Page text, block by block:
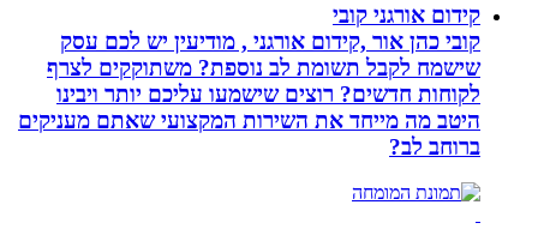
קידום אורגני קובי
קובי כהן אור ,קידום אורגני , מודיעין יש לכם עסק
שישמח לקבל תשומת לב נוספת? משתוקקים לצרף
לקוחות חדשים? רוצים שישמעו עליכם יותר ויבינו
היטב מה מייחד את השירות המקצועי שאתם מעניקים
ברוחב לב?